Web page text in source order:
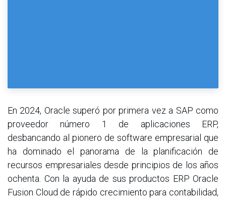
En 2024, Oracle superó por primera vez a SAP como
proveedor número 1 de aplicaciones ERP,
desbancando al pionero de software empresarial que
ha dominado el panorama de la planificación de
recursos empresariales desde principios de los años
ochenta. Con la ayuda de sus productos ERP Oracle
Fusion Cloud de rápido crecimiento para contabilidad,